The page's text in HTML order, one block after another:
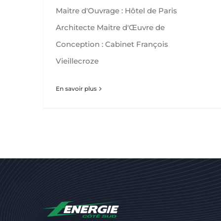
Maitre d'Ouvrage : Hôtel de Paris
Architecte Maitre d'Œuvre de
Conception : Cabinet François
Vieillecroze
En savoir plus